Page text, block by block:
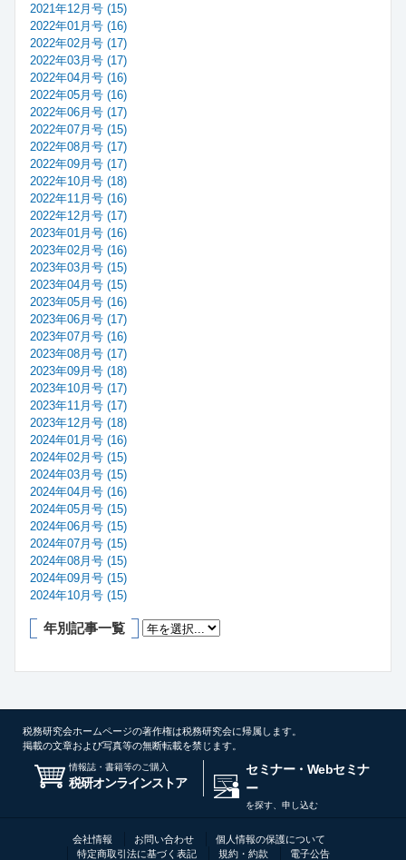
2021年12月号 (15)
2022年01月号 (16)
2022年02月号 (17)
2022年03月号 (17)
2022年04月号 (16)
2022年05月号 (16)
2022年06月号 (17)
2022年07月号 (15)
2022年08月号 (17)
2022年09月号 (17)
2022年10月号 (18)
2022年11月号 (16)
2022年12月号 (17)
2023年01月号 (16)
2023年02月号 (16)
2023年03月号 (15)
2023年04月号 (15)
2023年05月号 (16)
2023年06月号 (17)
2023年07月号 (16)
2023年08月号 (17)
2023年09月号 (18)
2023年10月号 (17)
2023年11月号 (17)
2023年12月号 (18)
2024年01月号 (16)
2024年02月号 (15)
2024年03月号 (15)
2024年04月号 (16)
2024年05月号 (15)
2024年06月号 (15)
2024年07月号 (15)
2024年08月号 (15)
2024年09月号 (15)
2024年10月号 (15)
年別記事一覧
税務研究会ホームページの著作権は税務研究会に帰属します。
掲載の文章および写真等の無断転載を禁じます。
情報誌・書籍等のご購入
税研オンラインストア
セミナー・Webセミナ
ー
を探す、申し込む
会社情報 お問い合わせ
個人情報の保護について
特定商取引法に基づく表記
規約・約款 電子公告